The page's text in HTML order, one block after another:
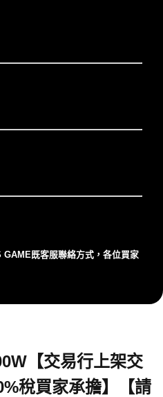
既客服聯絡⽅式，各位買家
【交易行上架交
稅買家承擔】【請